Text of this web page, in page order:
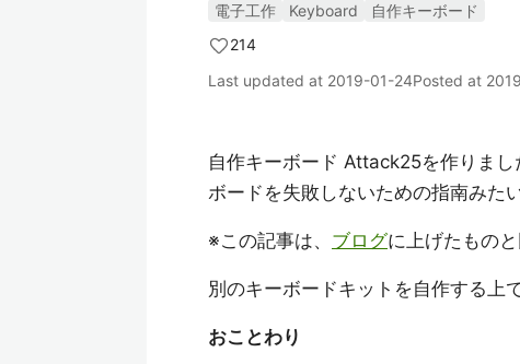
電子工作 Keyboard
自作キーボード
214
Last updated at 2019-01-24Posted at
自作キーボード Attack25を作りま
ボードを失敗しないための指南みた
※この記事は、 ブログに上げたもの
別のキーボードキットを自作する上
おことわり